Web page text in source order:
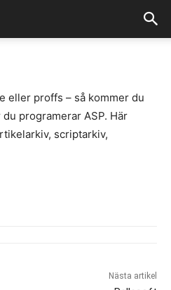
eller proffs – så kommer du
programerar ASP. Här
scriptarkiv,
Nästa artikel